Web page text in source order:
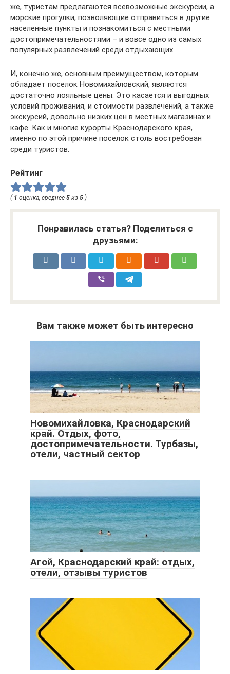
же, туристам предлагаются всевозможные экскурсии, а
морские прогулки, позволяющие отправиться в другие
населенные пункты и познакомиться с местными
достопримечательностями – и вовсе одно из самых
популярных развлечений среди отдыхающих.
И, конечно же, основным преимуществом, которым
обладает поселок Новомихайловский, являются
достаточно лояльные цены. Это касается и выгодных
условий проживания, и стоимости развлечений, а также
экскурсий, довольно низких цен в местных магазинах и
кафе. Как и многие курорты Краснодарского края,
именно по этой причине поселок столь востребован
среди туристов.
Рейтинг
( 1 оценка, среднее 5 из 5 )
Понравилась статья? Поделиться с
друзьями:
Вам также может быть интересно
Новомихайловка, Краснодарский
край. Отдых, фото,
достопримечательности. Турбазы,
отели, частный сектор
Агой, Краснодарский край: отдых,
отели, отзывы туристов